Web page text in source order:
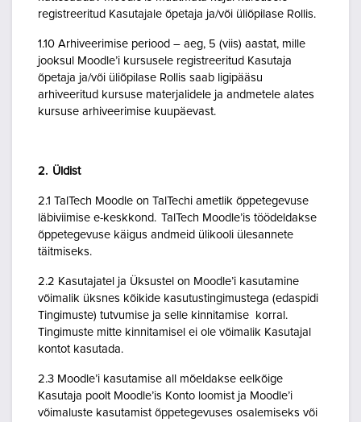
registreeritud Kasutajale õpetaja ja/või üliõpilase Rollis.
1.10 Arhiveerimise periood – aeg, 5 (viis) aastat, mille
jooksul Moodle’i kursusele registreeritud Kasutaja
õpetaja ja/või üliõpilase Rollis saab ligipääsu
arhiveeritud kursuse materjalidele ja andmetele alates
kursuse arhiveerimise kuupäevast.
2. Üldist
2.1 TalTech Moodle on TalTechi ametlik õppetegevuse
läbiviimise e-keskkond. TalTech Moodle’is töödeldakse
õppetegevuse käigus andmeid ülikooli ülesannete
täitmiseks.
2.2 Kasutajatel ja Üksustel on Moodle’i kasutamine
võimalik üksnes kõikide kasutustingimustega (edaspidi
Tingimuste) tutvumise ja selle kinnitamise korral.
Tingimuste mitte kinnitamisel ei ole võimalik Kasutajal
kontot kasutada.
2.3 Moodle’i kasutamise all mõeldakse eelkõige
Kasutaja poolt Moodle’is Konto loomist ja Moodle’i
võimaluste kasutamist õppetegevuses osalemiseks või